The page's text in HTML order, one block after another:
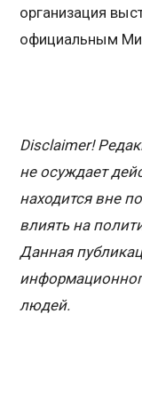
организация
официальным
Disclaimer!
не осуждает
находится вне
влиять на
Данная
людей.